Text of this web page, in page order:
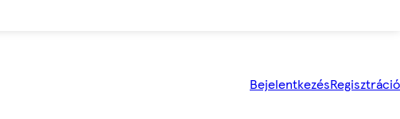
BejelentkezésRegisztráció